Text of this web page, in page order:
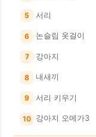
5 서리
6 논슬립 옷걸이
7 강아지
8 내새끼
9 서리 키우기
10 강아지 오메가3